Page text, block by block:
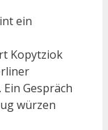
ein
Kopytziok
Gespräch
würzen